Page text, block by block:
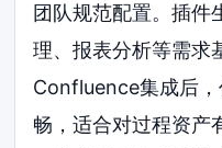
团队规范配置。插件
理、报表分析等需求
Confluence集成后
畅，适合对过程资产